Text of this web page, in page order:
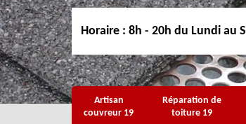
Horaire : 8h - 20h du Lundi au
Artisan
couvreur 19
Réparation de
toiture 19